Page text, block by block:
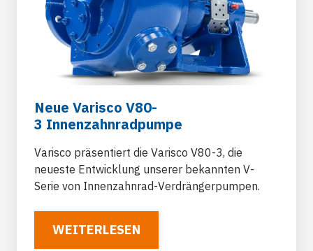
Neue Varisco V80-
3 Innenzahnradpumpe
Varisco präsentiert die Varisco V80-3, die
neueste Entwicklung unserer bekannten V-
Serie von Innenzahnrad-Verdrängerpumpen.
WEITERLESEN